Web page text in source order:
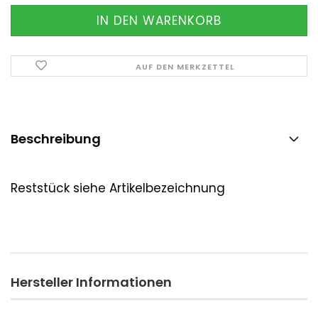
AUF DEN MERKZETTEL
Beschreibung
Reststück siehe Artikelbezeichnung
Hersteller Informationen